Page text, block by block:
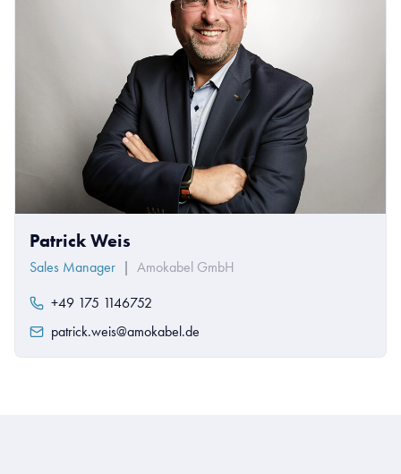
Patrick Weis
Sales Manager | Amokabel GmbH
+49 175 1146752
patrick.weis@amokabel.de